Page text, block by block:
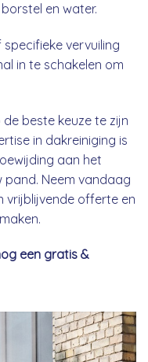
en water.
vervuiling
in te schakelen om
beste keuze te zijn
in dakreiniging is
aan het
pand. Neem vandaag
vrijblijvende offerte en
een gratis &